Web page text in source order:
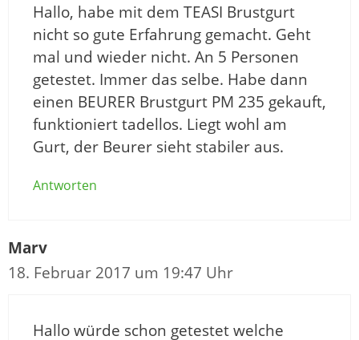
Hallo, habe mit dem TEASI Brustgurt
nicht so gute Erfahrung gemacht. Geht
mal und wieder nicht. An 5 Personen
getestet. Immer das selbe. Habe dann
einen BEURER Brustgurt PM 235 gekauft,
funktioniert tadellos. Liegt wohl am
Gurt, der Beurer sieht stabiler aus.
Antworten
Marv
18. Februar 2017 um 19:47 Uhr
Hallo würde schon getestet welche